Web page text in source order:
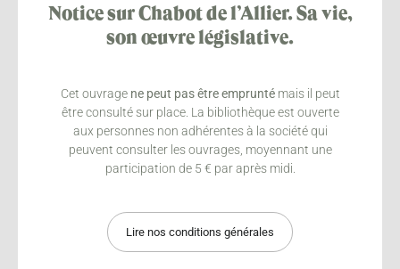
Notice sur Chabot de l’Allier. Sa vie,
son œuvre législative.
Cet ouvrage ne peut pas être empruntémais il peut
être consulté sur place. La bibliothèque est ouverte
aux personnes non adhérentes à la société qui
peuvent consulter les ouvrages, moyennant une
participation de 5 € par après midi.
Lire nos conditions générales